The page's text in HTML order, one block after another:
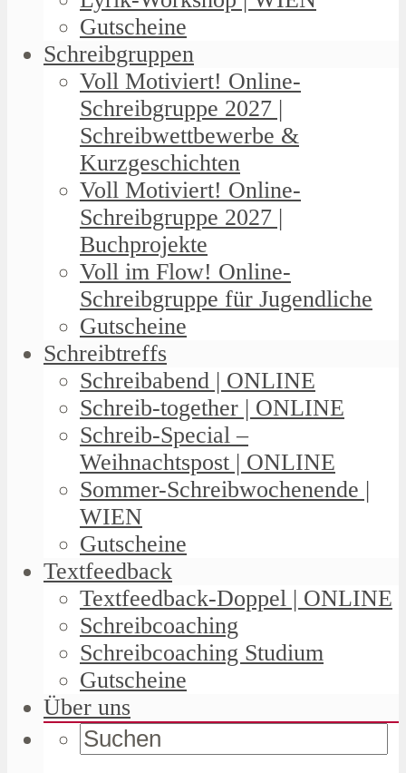
Gutscheine
Schreibgruppen
Voll Motiviert! Online-
Schreibgruppe 2027 |
Schreibwettbewerbe &
Kurzgeschichten
Voll Motiviert! Online-
Schreibgruppe 2027 |
Buchprojekte
Voll im Flow! Online-
Schreibgruppe für Jugendliche
Gutscheine
Schreibtreffs
Schreibabend | ONLINE
Schreib-together | ONLINE
Schreib-Special –
Weihnachtspost | ONLINE
Sommer-Schreibwochenende |
WIEN
Gutscheine
Textfeedback
Textfeedback-Doppel | ONLINE
Schreibcoaching
Schreibcoaching Studium
Gutscheine
Über uns